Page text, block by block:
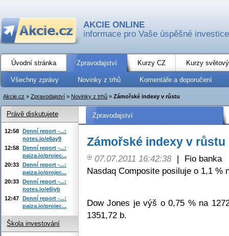
AKCIE ONLINE
informace pro Vaše úspěšné investice
Úvodní stránka Zpravodajství Kurzy CZ Kurzy
Všechny zprávy Novinky z trhů Komentáře a doporučení
Akcie.cz » Zpravodajství » Novinky z trhů » Zámořské indexy v růstu
Zpravodajství
Zámořské indexy v růstu
07.07.2011 16:42:38 |
Fio banka
Nasdaq Composite posiluje o 1,1 %
Dow Jones je výš o 0,75 % na
1351,72 b.
Právě diskutujete
12:58 Denní report -...:
notes.io/e6ay9
12:58 Denní report -...:
paiza.io/projec...
20:33 Denní report -...:
paiza.io/projec...
20:33 Denní report -...:
notes.io/e6iyb
12:47 Denní report -...:
paiza.io/projec...
Škola investování